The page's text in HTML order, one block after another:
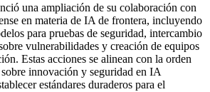
una ampliación de su colaboración con
en materia de IA de frontera, incluyendo
para pruebas de seguridad, intercambio
vulnerabilidades y creación de equipos
Estas acciones se alinean con la orden
innovación y seguridad en IA
estándares duraderos para el